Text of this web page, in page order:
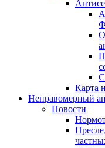
Карта
Неправомерный
Новости